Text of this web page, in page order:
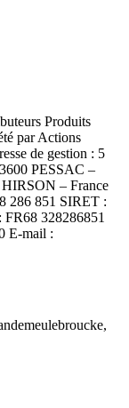
Produits
par Actions
de gestion : 5
PESSAC –
HIRSON – France
286 851 SIRET :
FR68 328286851
E-mail :